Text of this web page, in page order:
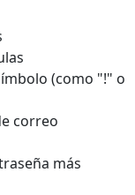
(como "!" o
correo
más